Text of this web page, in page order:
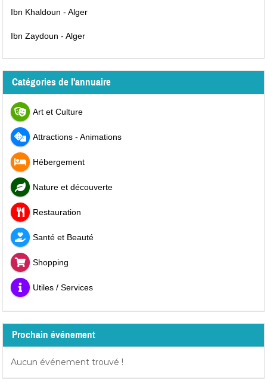
Ibn Khaldoun - Alger
Ibn Zaydoun - Alger
Catégories de l'annuaire
Art et Culture
Attractions - Animations
Hébergement
Nature et découverte
Restauration
Santé et Beauté
Shopping
Utiles / Services
Prochain événement
Aucun événement trouvé !